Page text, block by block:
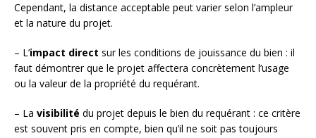
Cependant, la distance acceptable peut varier selon l’ampleur
et la nature du projet.
– L’impact direct sur les conditions de jouissance du bien : il
faut démontrer que le projet affectera concrètement l’usage
ou la valeur de la propriété du requérant.
– La visibilité du projet depuis le bien du requérant : ce critère
est souvent pris en compte, bien qu’il ne soit pas toujours